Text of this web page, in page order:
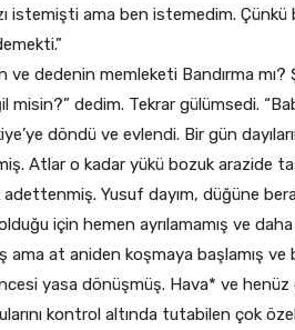
istemişti ama ben istemedim.
ve dedenin memleketi Bandırma
misin?” dedim. Tekrar gülümsedi.
döndü ve evlendi. Bir gün
Atlar o kadar yükü bozuk arazide
adettenmiş. Yusuf dayım, düğüne
için hemen ayrılamamış ve
ama at aniden koşmaya başlamış ve
yasa dönüşmüş. Hava* ve henüz
kontrol altında tutabilen çok